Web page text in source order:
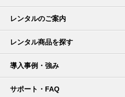
レンタルのご案内
レンタル商品を探す
導入事例・強み
サポート・FAQ